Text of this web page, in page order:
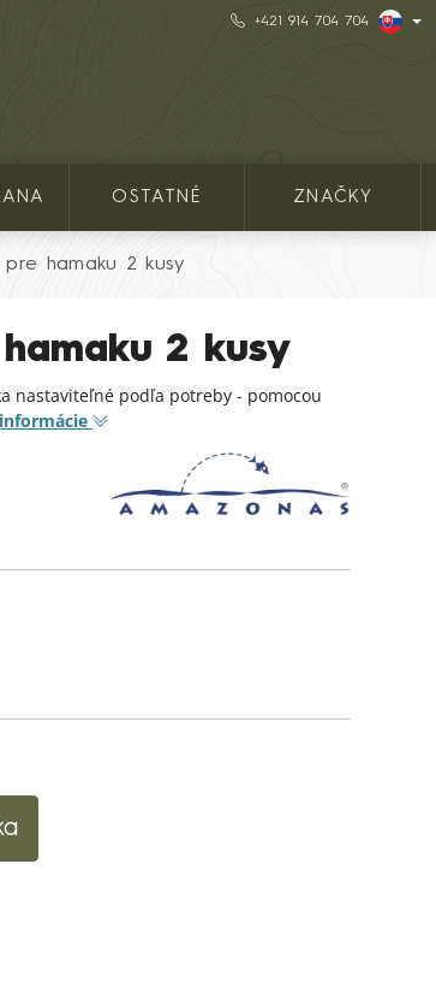
+421 914 704 704
OSTATNÉ ZNAČKY
hamaku 2 kusy
2 kusy
nastaviteľné podľa potreby - pomocou